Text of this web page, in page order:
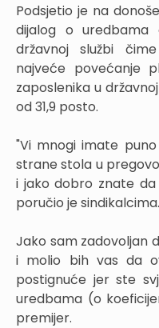
Podsjetio je na
dijalog o
državnoj službi
najveće povećanje
zaposlenika u
od 31,9 posto.
"Vi mnogi imate
strane stola u
i jako dobro znate da
poručio je sindikalcima.
Jako sam zadovoljan
i molio bih vas da
postignuće jer ste
uredbama (o
premijer.